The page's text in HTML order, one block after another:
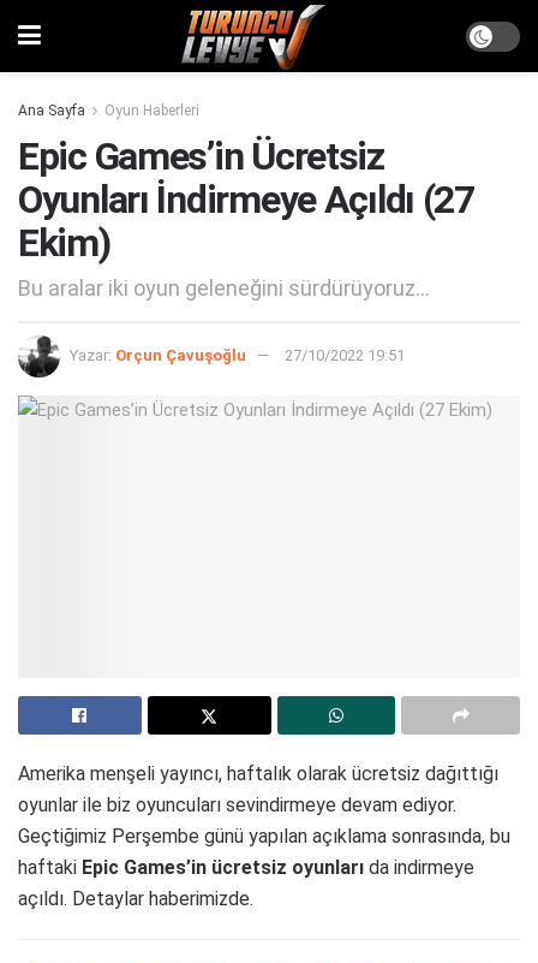
Ana Sayfa Oyun Haberleri
Epic Games’in Ücretsiz
Oyunları İndirmeye Açıldı (27
Ekim)
Bu aralar iki oyun geleneğini sürdürüyoruz...
Yazar: Orçun Çavuşoğlu 27/10/2022 19:51
Amerika menşeli yayıncı, haftalık olarak ücretsiz dağıttığı
oyunlar ile biz oyuncuları sevindirmeye devam ediyor.
Geçtiğimiz Perşembe günü yapılan açıklama sonrasında, bu
haftaki Epic Games’in ücretsiz oyunları da indirmeye
açıldı. Detaylar haberimizde.